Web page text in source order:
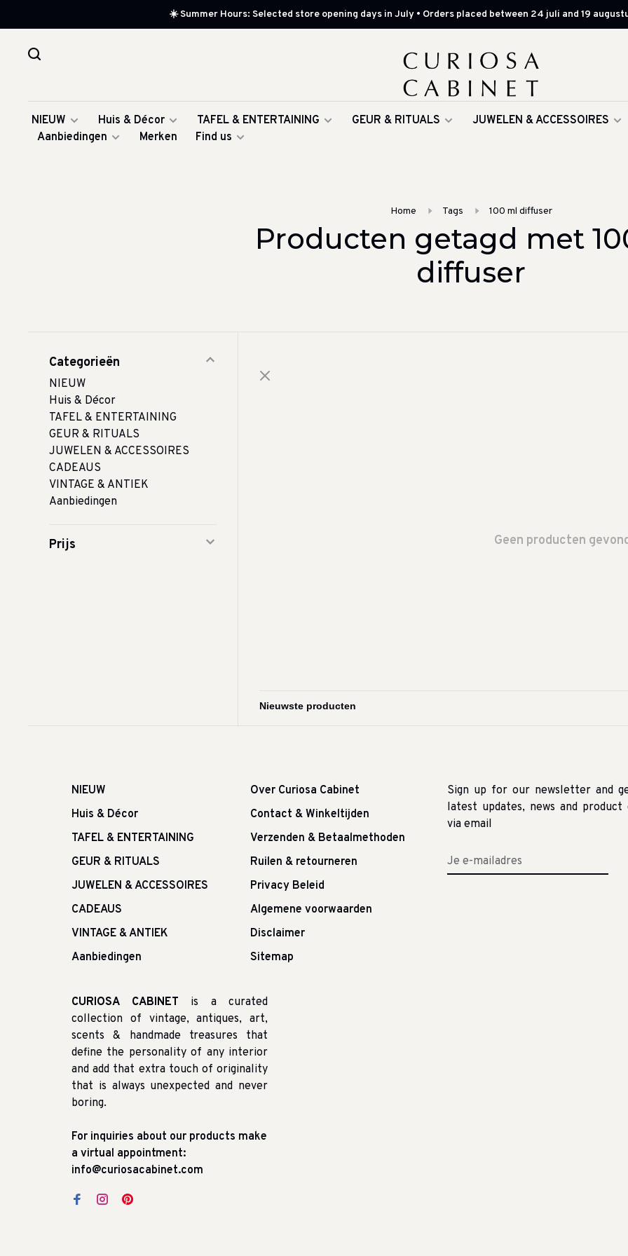
☀️ Summer Hours: Selected store opening days in July • Orders placed between 24 juli and 19
NIEUW Huis & Décor TAFEL & ENTERTAINING GEUR & RITUALS JUWELEN & ACCESSOIRES
Aanbiedingen
Merken Find us
Home Tags 100 ml diffuser
Producten getagd met
diffuser
Categorieën
NIEUW
Huis & Décor
TAFEL & ENTERTAINING
GEUR & RITUALS
JUWELEN & ACCESSOIRES
CADEAUS
VINTAGE & ANTIEK
Aanbiedingen
Prijs Geen producten
NIEUW
Huis & Décor
TAFEL & ENTERTAINING
GEUR & RITUALS
JUWELEN & ACCESSOIRES
CADEAUS
VINTAGE & ANTIEK
Aanbiedingen
Over Curiosa Cabinet
Contact & Winkeltijden
Verzenden & Betaalmethoden
Ruilen & retourneren
Privacy Beleid
Algemene voorwaarden
Disclaimer
Sitemap
Sign up for our newsletter and
latest updates, news and product
via email
CURIOSA CABINET is a curated
collection of vintage, antiques, art,
scents & handmade treasures that
define the personality of any interior
and add that extra touch of originality
that is always unexpected and never
boring.
For inquiries about our products make
a virtual appointment:
info@curiosacabinet.com